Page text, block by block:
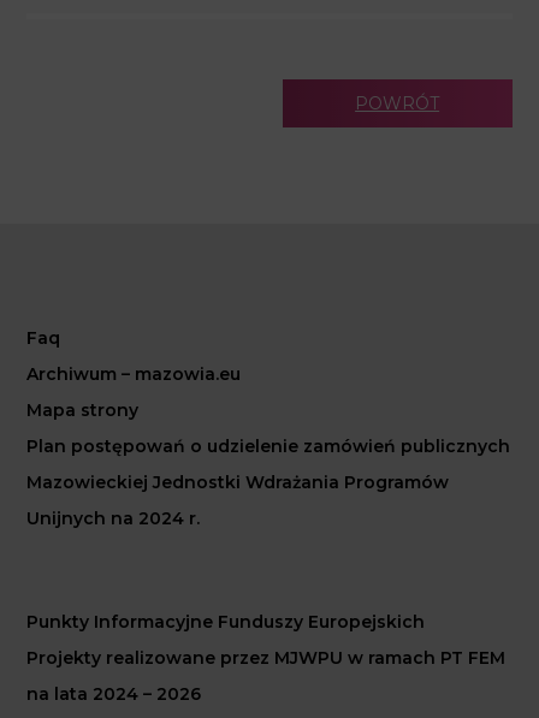
POWRÓT
Faq
Archiwum – mazowia.eu
Mapa strony
Plan postępowań o udzielenie zamówień publicznych
Mazowieckiej Jednostki Wdrażania Programów
Unijnych na 2024 r.
Punkty Informacyjne Funduszy Europejskich
Projekty realizowane przez MJWPU w ramach PT FEM
na lata 2024 – 2026